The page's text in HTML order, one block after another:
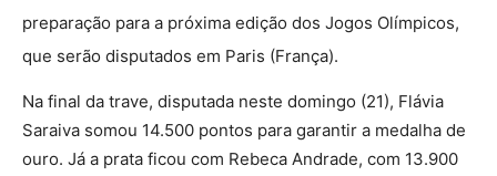
preparação para a próxima edição dos Jogos Olímpicos,
que serão disputados em Paris (França).
Na final da trave, disputada neste domingo (21), Flávia
Saraiva somou 14.500 pontos para garantir a medalha de
ouro. Já a prata ficou com Rebeca Andrade, com 13.900